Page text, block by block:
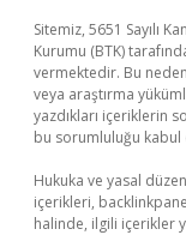
Sitemiz, 5651 Sayılı
Kurumu (BTK)
vermektedir. Bu
veya araştırma
yazdıkları içeriklerin
bu sorumluluğu kabul
Hukuka ve yasal
içerikleri,
halinde, ilgili içerikler